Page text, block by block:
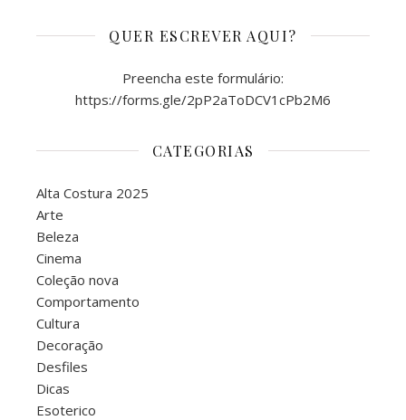
QUER ESCREVER AQUI?
Preencha este formulário:
https://forms.gle/2pP2aToDCV1cPb2M6
CATEGORIAS
Alta Costura 2025
Arte
Beleza
Cinema
Coleção nova
Comportamento
Cultura
Decoração
Desfiles
Dicas
Esoterico